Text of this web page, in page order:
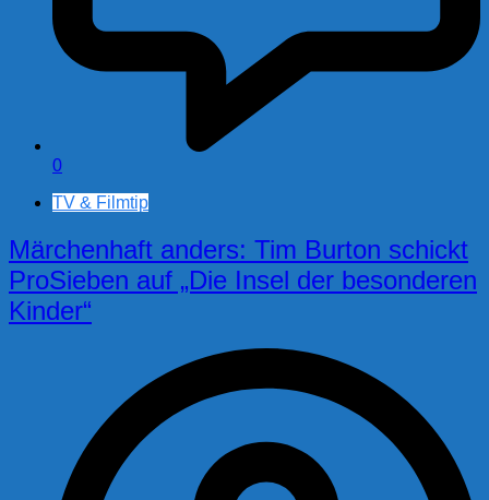
0
TV & Filmtip
Märchenhaft anders: Tim Burton schickt
ProSieben auf „Die Insel der besonderen
Kinder“